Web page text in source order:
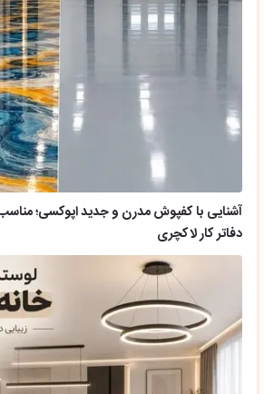
آشنایی با کفپوش مدرن و جدید اپوکسی؛
دفاتر کار لاکچری